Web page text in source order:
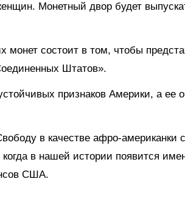
Монетный двор будет
монет состоит в том, чтобы
Штатов».
признаков Америки, а ее
в качестве афро-американки
в нашей истории появится
США.